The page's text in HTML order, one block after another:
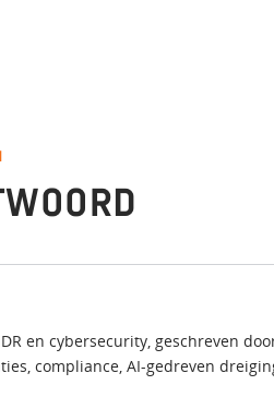
en cybersecurity, geschreven
compliance, AI-gedreven